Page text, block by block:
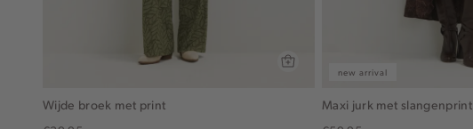
Wijde broek met print
new arrival
Maxi jurk met slangenprint